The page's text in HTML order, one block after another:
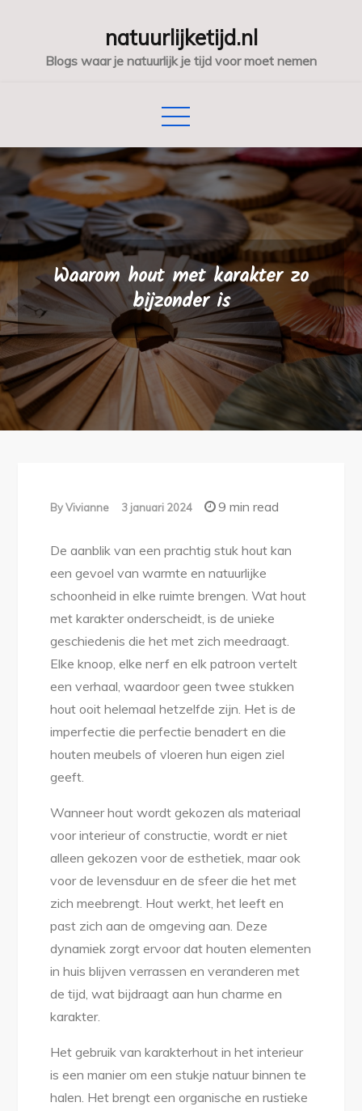
natuurlijketijd.nl
Blogs waar je natuurlijk je tijd voor moet nemen
Waarom hout met karakter zo
bijzonder is
ByVivianne 3 januari 2024 9 min read
De aanblik van een prachtig stuk hout kan
een gevoel van warmte en natuurlijke
schoonheid in elke ruimte brengen. Wat hout
met karakter onderscheidt, is de unieke
geschiedenis die het met zich meedraagt.
Elke knoop, elke nerf en elk patroon vertelt
een verhaal, waardoor geen twee stukken
hout ooit helemaal hetzelfde zijn. Het is de
imperfectie die perfectie benadert en die
houten meubels of vloeren hun eigen ziel
geeft.
Wanneer hout wordt gekozen als materiaal
voor interieur of constructie, wordt er niet
alleen gekozen voor de esthetiek, maar ook
voor de levensduur en de sfeer die het met
zich meebrengt. Hout werkt, het leeft en
past zich aan de omgeving aan. Deze
dynamiek zorgt ervoor dat houten elementen
in huis blijven verrassen en veranderen met
de tijd, wat bijdraagt aan hun charme en
karakter.
Het gebruik van karakterhout in het interieur
is een manier om een stukje natuur binnen te
halen. Het brengt een organische en rustieke